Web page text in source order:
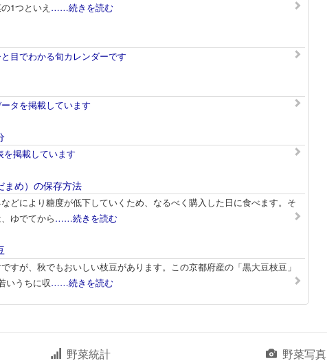
1つといえ ……続きを読む
目でわかる旬カレンダーです
タを掲載しています
を掲載しています
め）の保存方法
どにより糖度が低下していくため、なるべく購入した日に食べます。そ
ゆでてから……続きを読む
すが、秋でもおいしい枝豆があります。この京都府産の「黒大豆枝豆」
いうちに収……続きを読む
野菜統計
野菜写真